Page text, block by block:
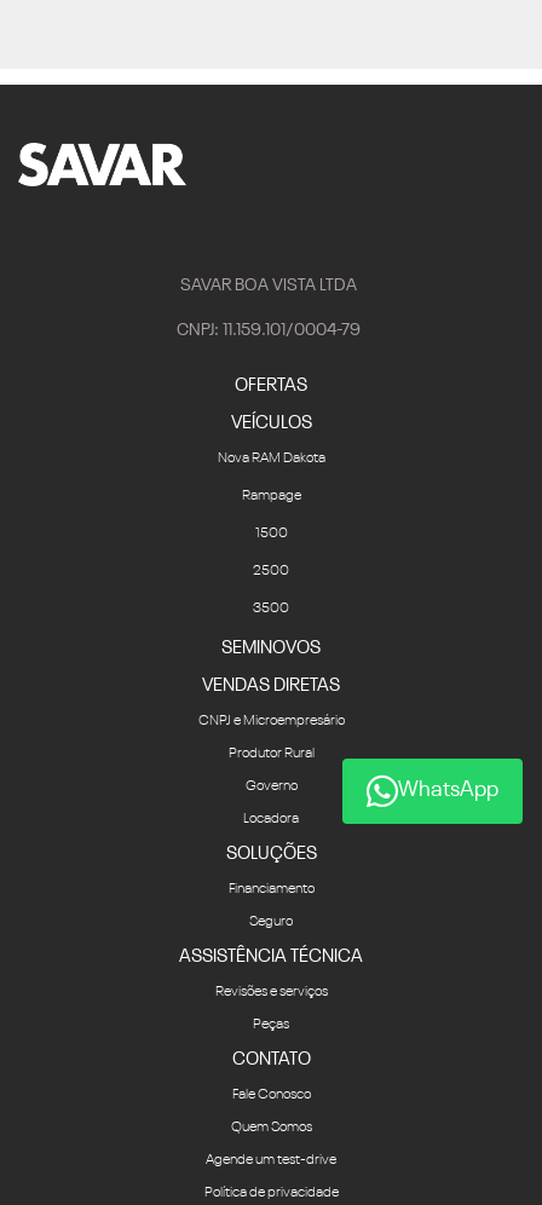
SAVAR BOA VISTA LTDA
CNPJ: 11.159.101/0004-79
OFERTAS
VEÍCULOS
Nova RAM Dakota
Rampage
1500
2500
3500
SEMINOVOS
VENDAS DIRETAS
CNPJ e Microempresário
Produtor Rural
Governo
Locadora
SOLUÇÕES
Financiamento
Seguro
ASSISTÊNCIA TÉCNICA
Revisões e serviços
Peças
CONTATO
Fale Conosco
Quem Somos
Agende um test-drive
Política de privacidade
WhatsApp